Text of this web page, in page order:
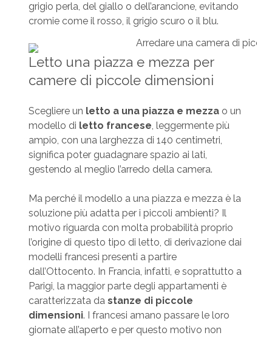
grigio perla, del giallo o dell’arancione, evitando
cromie come il rosso, il grigio scuro o il blu.
Letto una piazza e mezza per
camere di piccole dimensioni
Scegliere un letto a una piazza e mezzao un
modello di letto francese, leggermente più
ampio, con una larghezza di 140 centimetri,
significa poter guadagnare spazio ai lati,
gestendo al meglio l’arredo della camera.
Ma perché il modello a una piazza e mezza è la
soluzione più adatta per i piccoli ambienti? Il
motivo riguarda con molta probabilità proprio
l’origine di questo tipo di letto, di derivazione dai
modelli francesi presenti a partire
dall’Ottocento. In Francia, infatti, e soprattutto a
Parigi, la maggior parte degli appartamenti è
caratterizzata da stanze di piccole
dimensioni. I francesi amano passare le loro
giornate all’aperto e per questo motivo non